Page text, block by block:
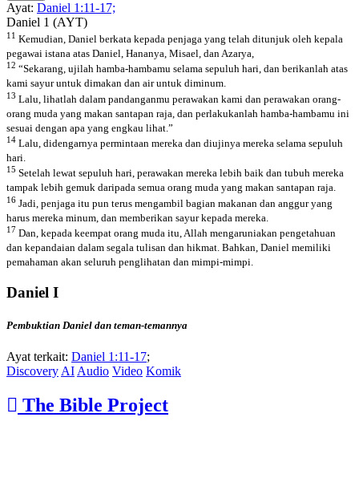
Ayat: Daniel 1:11-17;
Daniel 1 (AYT)
11 Kemudian, Daniel berkata kepada penjaga yang telah ditunjuk oleh kepala
pegawai istana atas Daniel, Hananya, Misael, dan Azarya,
12 “Sekarang, ujilah hamba-hambamu selama sepuluh hari, dan berikanlah atas
kami sayur untuk dimakan dan air untuk diminum.
13 Lalu, lihatlah dalam pandanganmu perawakan kami dan perawakan orang-
orang muda yang makan santapan raja, dan perlakukanlah hamba-hambamu ini
sesuai dengan apa yang engkau lihat.”
14 Lalu, didengarnya permintaan mereka dan diujinya mereka selama sepuluh
hari.
15 Setelah lewat sepuluh hari, perawakan mereka lebih baik dan tubuh mereka
tampak lebih gemuk daripada semua orang muda yang makan santapan raja.
16 Jadi, penjaga itu pun terus mengambil bagian makanan dan anggur yang
harus mereka minum, dan memberikan sayur kepada mereka.
17 Dan, kepada keempat orang muda itu, Allah mengaruniakan pengetahuan
dan kepandaian dalam segala tulisan dan hikmat. Bahkan, Daniel memiliki
pemahaman akan seluruh penglihatan dan mimpi-mimpi.
Daniel I
Pembuktian Daniel dan teman-temannya
Ayat terkait: Daniel 1:11-17;
Discovery AI Audio Video Komik
The Bible Project